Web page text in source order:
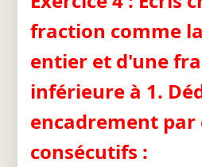
fraction comme
entier et d'une
inférieure à 1.
encadrement par
consécutifs :